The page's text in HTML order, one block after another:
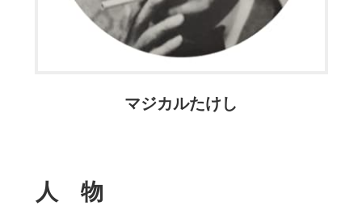
マジカルたけし
人 物